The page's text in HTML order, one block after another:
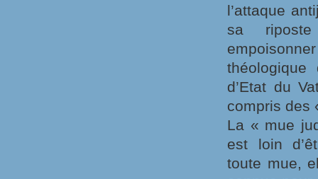
l’attaque
sa riposte
d’Etat du
compris des
La « mue
est loin
toute mue,